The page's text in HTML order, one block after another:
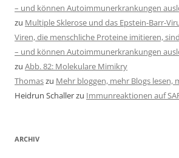
– und können Autoimmunerkrankungen
zu Multiple Sklerose und das Epstein-Barr-
Viren, die menschliche Proteine imitieren,
– und können Autoimmunerkrankungen
zu Abb. 82: Molekulare Mimikry
Thomaszu Mehr bloggen, mehr Blogs lesen,
Heidrun Schallerzu Immunreaktionen auf
ARCHIV